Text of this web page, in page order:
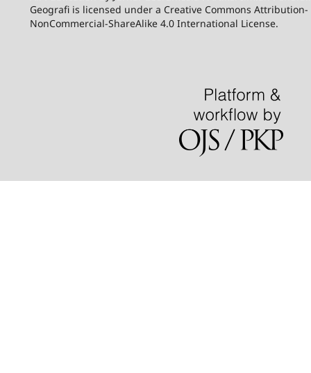
Geografi is licensed under a Creative Commons Attribution-
NonCommercial-ShareAlike 4.0 International License.